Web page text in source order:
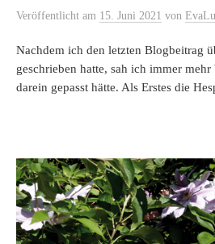
Veröffentlicht am 15. Juni 2021 von
Nachdem ich den letzten Blogbeitrag
geschrieben hatte, sah ich immer mehr
darein gepasst hätte. Als Erstes die